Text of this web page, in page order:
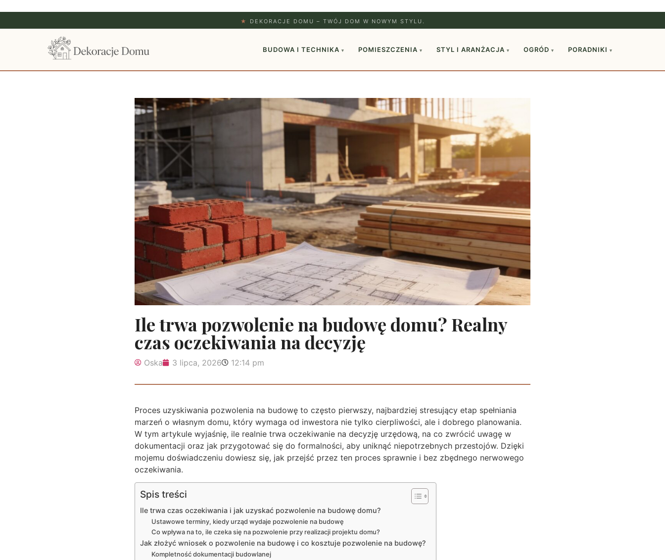
★ DEKORACJE DOMU – TWÓJ DOM W NOWYM STYLU.
BUDOWA I TECHNIKA ▾ POMIESZCZENIA ▾ STYL I ARANŻACJA ▾ OGRÓD ▾ PORADNIKI ▾
Ile trwa pozwolenie na budowę domu? Realny
czas oczekiwania na decyzję
Oska 3 lipca, 2026 12:14 pm
Proces uzyskiwania pozwolenia na budowę to często pierwszy, najbardziej stresujący etap spełniania
marzeń o własnym domu, który wymaga od inwestora nie tylko cierpliwości, ale i dobrego planowania.
W tym artykule wyjaśnię, ile realnie trwa oczekiwanie na decyzję urzędową, na co zwrócić uwagę w
dokumentacji oraz jak przygotować się do formalności, aby uniknąć niepotrzebnych przestojów. Dzięki
mojemu doświadczeniu dowiesz się, jak przejść przez ten proces sprawnie i bez zbędnego nerwowego
oczekiwania.
Spis treści
Ile trwa czas oczekiwania i jak uzyskać pozwolenie na budowę domu?
Ustawowe terminy, kiedy urząd wydaje pozwolenie na budowę
Co wpływa na to, ile czeka się na pozwolenie przy realizacji projektu domu?
Jak złożyć wniosek o pozwolenie na budowę i co kosztuje pozwolenie na budowę?
Kompletność dokumentacji budowlanej